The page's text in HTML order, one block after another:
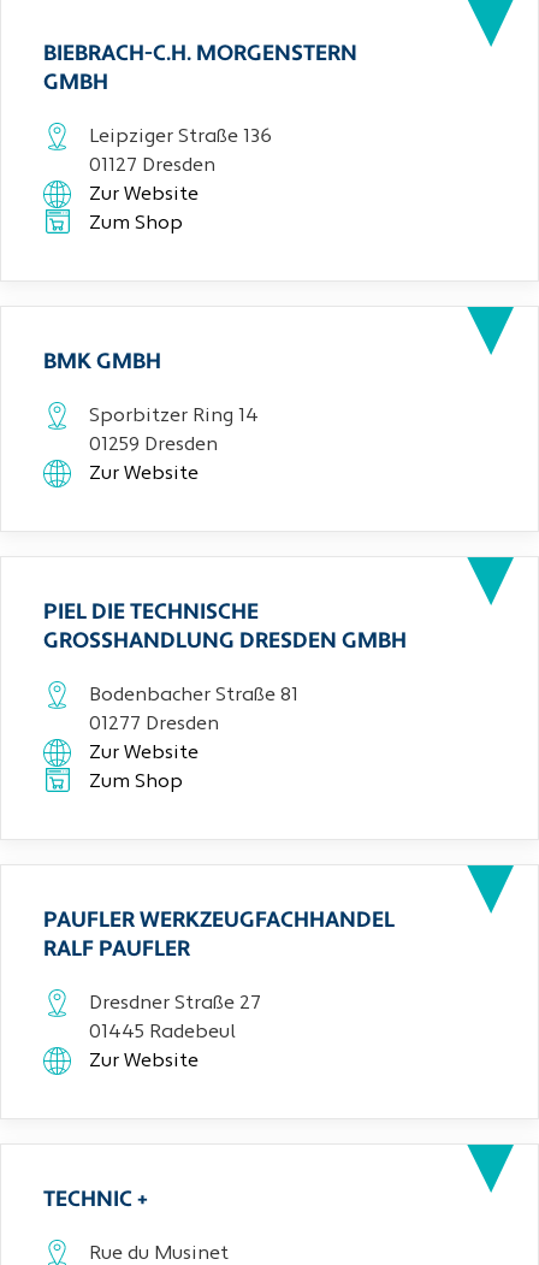
BIEBRACH-C.H. MORGENSTERN
GMBH
Leipziger Straße 136
01127 Dresden
Zur Website
Zum Shop
BMK GMBH
Sporbitzer Ring 14
01259 Dresden
Zur Website
PIEL DIE TECHNISCHE
GROSSHANDLUNG DRESDEN GMBH
Bodenbacher Straße 81
01277 Dresden
Zur Website
Zum Shop
PAUFLER WERKZEUGFACHHANDEL
RALF PAUFLER
Dresdner Straße 27
01445 Radebeul
Zur Website
TECHNIC +
Rue du Musinet